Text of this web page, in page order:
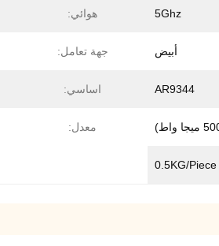
5Ghz هوائي:
أبيض جهة تعامل:
AR9344 اساسي:
معدل:
0.5KG/Piece